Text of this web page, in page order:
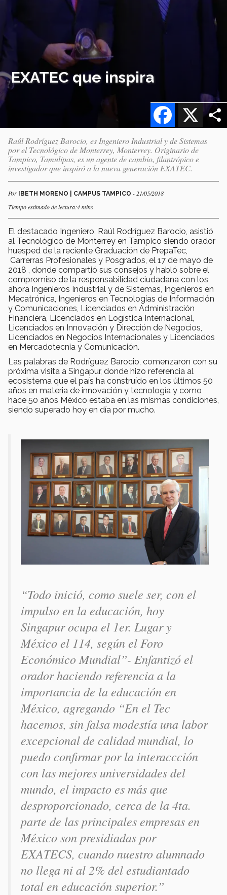
EXATEC que inspira
X
Facebook
Raúl Rodríguez Barocio, es Ingeniero Industrial y de Sistemas
por el Tecnológico de Monterrey, Monterrey. Originario de
Tampico, Tamulipas, es un agente de cambio, filantrópico e
investigador que inspiró a la nueva generación EXATEC.
Por IBETH MORENO | CAMPUS TAMPICO - 21/05/2018
Tiempo estimado de lectura:4 mins
El destacado Ingeniero, Raúl Rodríguez Barocio, asistió
al Tecnológico de Monterrey en Tampico siendo orador
huesped de la reciente Graduación de PrepaTec,
Carrerras Profesionales y Posgrados, el 17 de mayo de
2018 , donde compartió sus consejos y habló sobre el
compromiso de la responsabilidad ciudadana con los
ahora Ingenieros Industrial y de Sistemas, Ingenieros en
Mecatrónica, Ingenieros en Tecnologías de Información
y Comunicaciones, Licenciados en Administración
Financiera, Licenciados en Logística Internacional,
Licenciados en Innovación y Dirección de Negocios,
Licenciados en Negocios Internacionales y Licenciados
en Mercadotecnia y Comunicación.
Las palabras de Rodríguez Barocio, comenzaron con su
próxima visita a Singapur, donde hizo referencia al
ecosistema que el país ha construído en los últimos 50
años en materia de innovación y tecnología y como
hace 50 años México estaba en las mismas condiciones,
siendo superado hoy en día por mucho.
“Todo inició, como suele ser, con el
impulso en la educación, hoy
Singapur ocupa el 1er. Lugar y
México el 114, según el Foro
Económico Mundial”- Enfantizó el
orador haciendo referencia a la
importancia de la educación en
México, agregando “En el Tec
hacemos, sin falsa modestía una labor
excepcional de calidad mundial, lo
puedo confirmar por la interaccción
con las mejores universidades del
mundo, el impacto es más que
desproporcionado, cerca de la 4ta.
parte de las principales empresas en
México son presidiadas por
EXATECS, cuando nuestro alumnado
no llega ni al 2% del estudiantado
total en educación superior.”